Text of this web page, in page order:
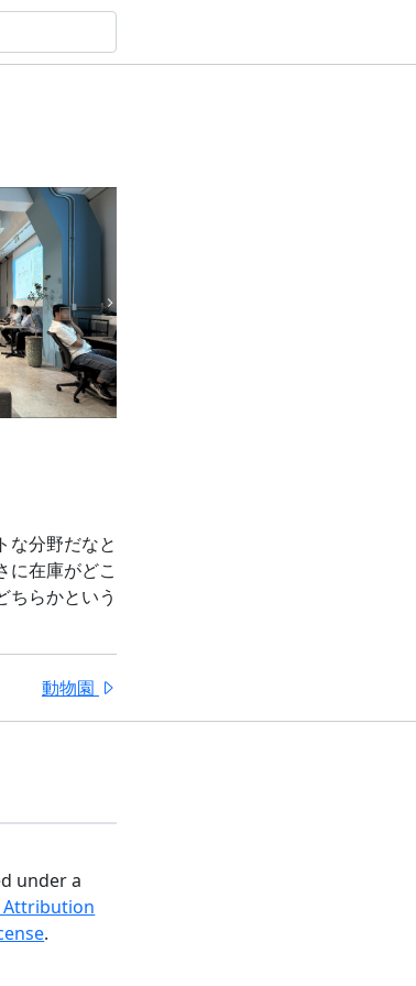
な分野だなと
に在庫がどこ
ちらかという
動物園
under a
Attribution
.